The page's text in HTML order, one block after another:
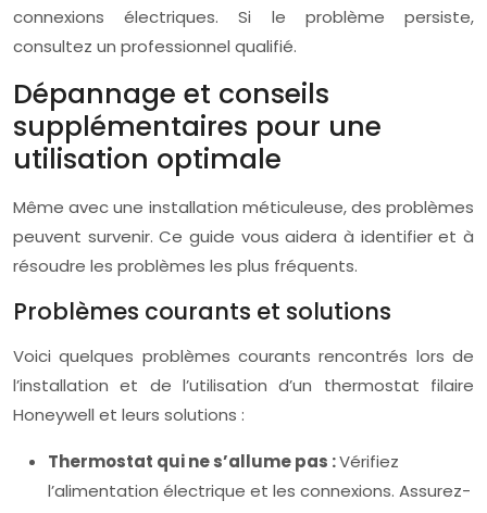
connexions électriques. Si le problème persiste,
consultez un professionnel qualifié.
Dépannage et conseils
supplémentaires pour une
utilisation optimale
Même avec une installation méticuleuse, des problèmes
peuvent survenir. Ce guide vous aidera à identifier et à
résoudre les problèmes les plus fréquents.
Problèmes courants et solutions
Voici quelques problèmes courants rencontrés lors de
l’installation et de l’utilisation d’un thermostat filaire
Honeywell et leurs solutions :
Thermostat qui ne s’allume pas :Vérifiez
l’alimentation électrique et les connexions. Assurez-